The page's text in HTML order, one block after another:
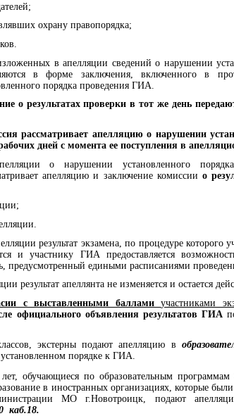
охрану правопорядка;
в апелляции сведений о нарушении
в форме заключения, включенного в
порядка проведения ГИА.
о результатах проверки в тот же день
рассматривает апелляцию о нарушении
дней с момента ее поступления в
о нарушении установленного
апелляцию и заключение комиссии о
результат экзамена, по процедуре которого
и участнику ГИА предоставляется
предусмотренный едиными расписаниями
результат апеллянта не изменяется и остается
с выставленными балламиучастниками
официального объявления результатов ГИА
экстерны подают апелляцию в
порядке к ГИА.
обучающиеся по образовательным
в иностранных организациях, которые
МО г.Новотроицк, подают
каб.18.